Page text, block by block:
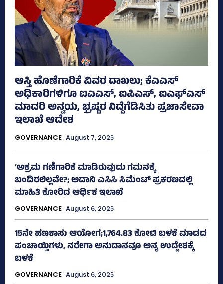
ಆಸ್ತಿ ಹೊಣೆಗಾರಿಕೆ ವಿವರ ದಾಖಲು; ಕೆಎಎಸ್
ಅಧಿಕಾರಿಗಳಿಗೂ ಐಎಎಸ್‌, ಐಪಿಎಸ್‌, ಐಎಫ್‌ಎಸ್‌
ಮಾದರಿ ಅನ್ವಯ, ಭ್ರಷ್ಟರ ನಿದ್ದೆಗೆಡಿಸಿತು ಪ್ರಜಾಸೇವಾ
ಇಲಾಖೆ ಆದೇಶ
GOVERNANCE August 7, 2026
‘ಅಕ್ರಮ ಗಣಿಗಾರಿಕೆ ಮಾಡಿರುವುದು ಗಮನಕ್ಕೆ
ಬಂದಿರಲಿಲ್ಲವೇ?; ಅದಾನಿ ಎಸಿಸಿ ಸಿಮೆಂಟ್ ಪ್ರಕರಣದಲ್ಲಿ
ಮಾಹಿತಿ ಕೋರಿದ ಆರ್ಥಿಕ ಇಲಾಖೆ
GOVERNANCE August 6, 2026
15ನೇ ಹಣಕಾಸು ಆಯೋಗ;1,764.83 ಕೋಟಿ ಬಳಕೆ ಮಾಡದ
ಪಂಚಾಯ್ತಿಗಳು, ನರೇಗಾ ಅನುದಾನವೂ ಅನ್ಯ ಉದ್ದೇಶಕ್ಕೆ
ಬಳಕೆ
GOVERNANCE August 6, 2026